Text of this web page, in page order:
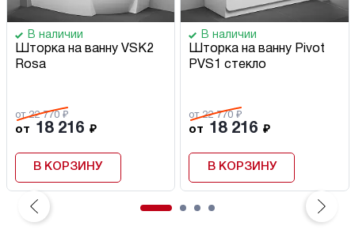
В наличии
Шторка на ванну VSK2
Rosa
от 22 770 ₽
от 18 216 ₽
В КОРЗИНУ
В наличии
Шторка на ванну Pivot
PVS1 стекло
от 22 770 ₽
от 18 216 ₽
В КОРЗИНУ